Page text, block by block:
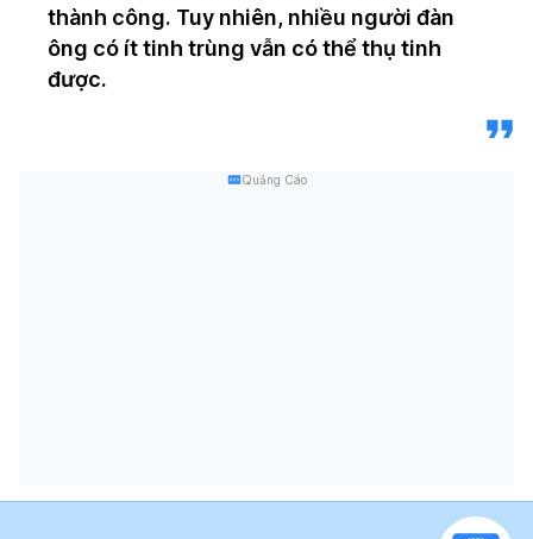
thành công. Tuy nhiên, nhiều người đàn
ông có ít tinh trùng vẫn có thể thụ tinh
được.
Quảng Cáo